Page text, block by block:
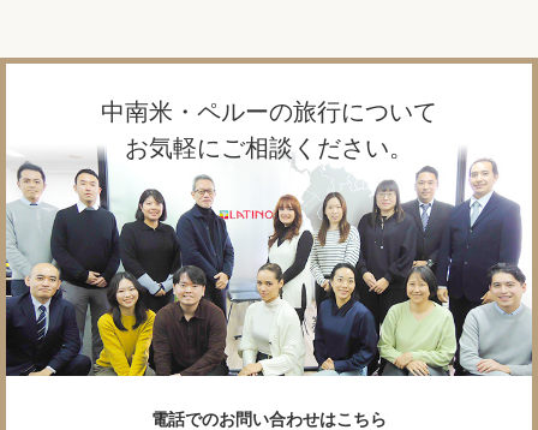
中南米・ペルーの旅行について
お気軽にご相談ください。
電話でのお問い合わせはこちら